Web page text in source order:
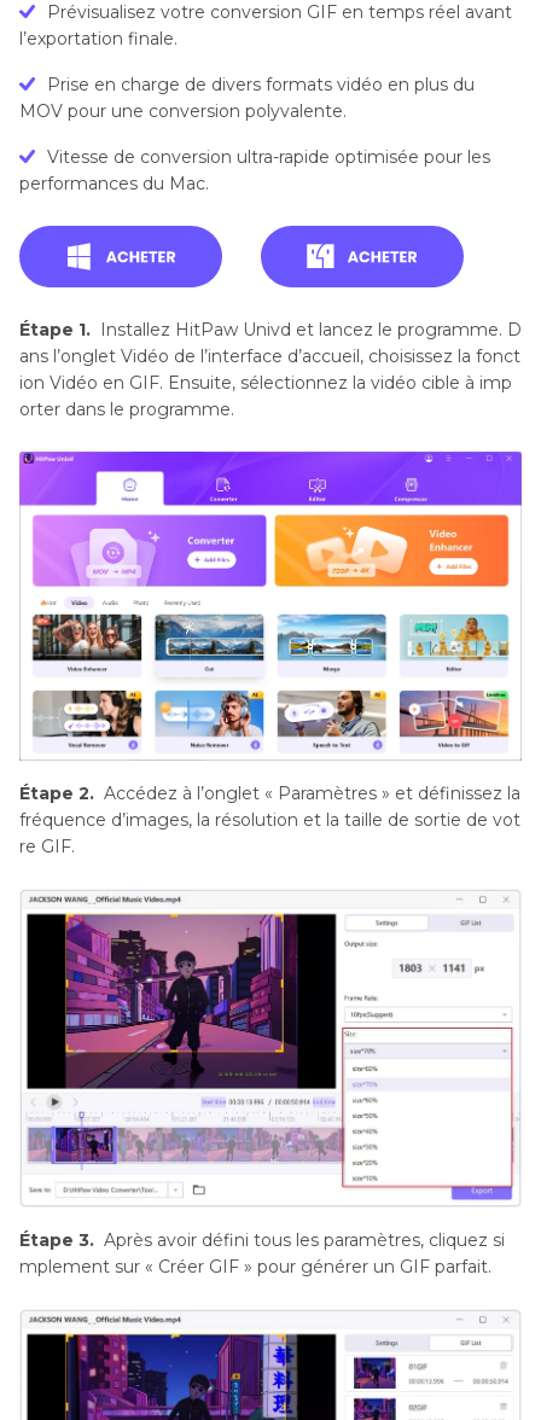
Prévisualisez votre conversion GIF en temps réel avant
l’exportation finale.
Prise en charge de divers formats vidéo en plus du
MOV pour une conversion polyvalente.
Vitesse de conversion ultra-rapide optimisée pour les
performances du Mac.
Étape 1. Installez HitPaw Univd et lancez le programme. D
ans l’onglet Vidéo de l’interface d’accueil, choisissez la fonct
ion Vidéo en GIF. Ensuite, sélectionnez la vidéo cible à imp
orter dans le programme.
Étape 2. Accédez à l’onglet « Paramètres » et définissez la
fréquence d’images, la résolution et la taille de sortie de vot
re GIF.
Étape 3. Après avoir défini tous les paramètres, cliquez si
mplement sur « Créer GIF » pour générer un GIF parfait.